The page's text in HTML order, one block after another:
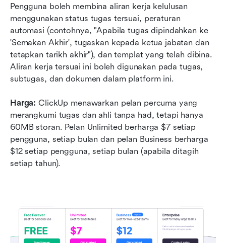
Pengguna boleh membina aliran kerja kelulusan
menggunakan status tugas tersuai, peraturan
automasi (contohnya, "Apabila tugas dipindahkan ke
'Semakan Akhir', tugaskan kepada ketua jabatan dan
tetapkan tarikh akhir"), dan templat yang telah dibina.
Aliran kerja tersuai ini boleh digunakan pada tugas,
subtugas, dan dokumen dalam platform ini.
Harga: ClickUp menawarkan pelan percuma yang
merangkumi tugas dan ahli tanpa had, tetapi hanya
60MB storan. Pelan Unlimited berharga $7 setiap
pengguna, setiap bulan dan pelan Business berharga
$12 setiap pengguna, setiap bulan (apabila ditagih
setiap tahun).